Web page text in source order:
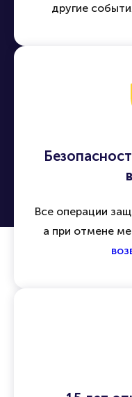
другие
Все операции
а при отмене